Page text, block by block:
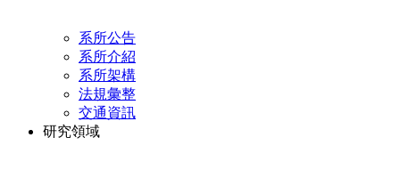
系所公告
系所介紹
系所架構
法規彙整
交通資訊
研究領域